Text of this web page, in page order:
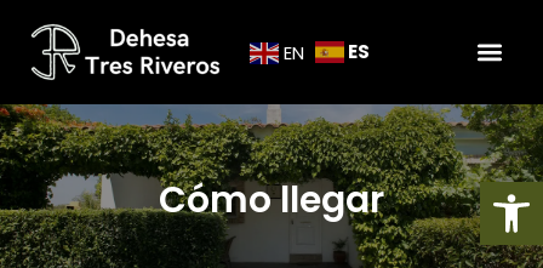
EN ES
Cómo llegar